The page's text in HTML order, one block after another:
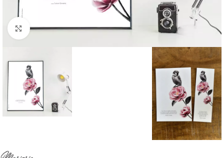
Cliquer pour agrandir